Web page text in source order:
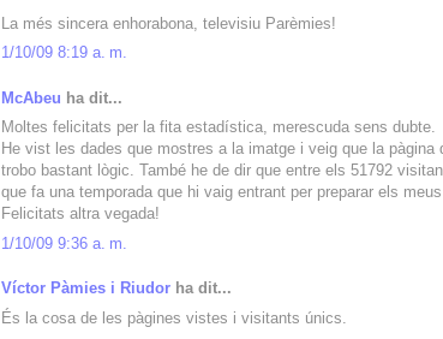
La més sincera enhorabona, televisiu Parèmies!
1/10/09 8:19 a. m.
McAbeu ha dit...
Moltes felicitats per la fita estadística, merescuda sens dubte.
He vist les dades que mostres a la imatge i veig que la
trobo bastant lògic. També he de dir que entre els 51792
que fa una temporada que hi vaig entrant per preparar els
Felicitats altra vegada!
1/10/09 9:36 a. m.
Víctor Pàmies i Riudor ha dit...
És la cosa de les pàgines vistes i visitants únics.